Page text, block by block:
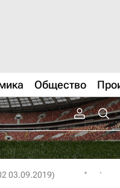
Общество
03.09.2019)